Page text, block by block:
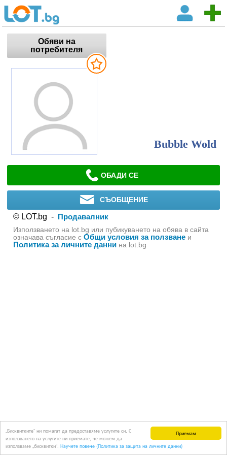
Приемам
„Бисквитките“ ни помагат да предоставяме услугите си. С
използването на услугите ни приемате, че можем да
използваме „бисквитки“. Научете повече (Политика за защита на личните данни)
Обяви на
потребителя
Bubble Wold
ОБАДИ СЕ
СЪОБЩЕНИЕ
© LOT.bg - Продавалник
Използването на lot.bg или пубикуването на обява в сайта
означава съгласие с Общи условия за ползванеи
Политика за личните даннина lot.bg